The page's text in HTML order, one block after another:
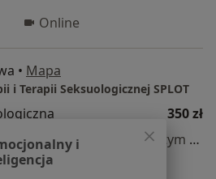
Online
• Mapa
i Terapii Seksuologicznej SPLOT
350 zł
Specjalista nie oferuje umawiania online pod tym adresem.
i